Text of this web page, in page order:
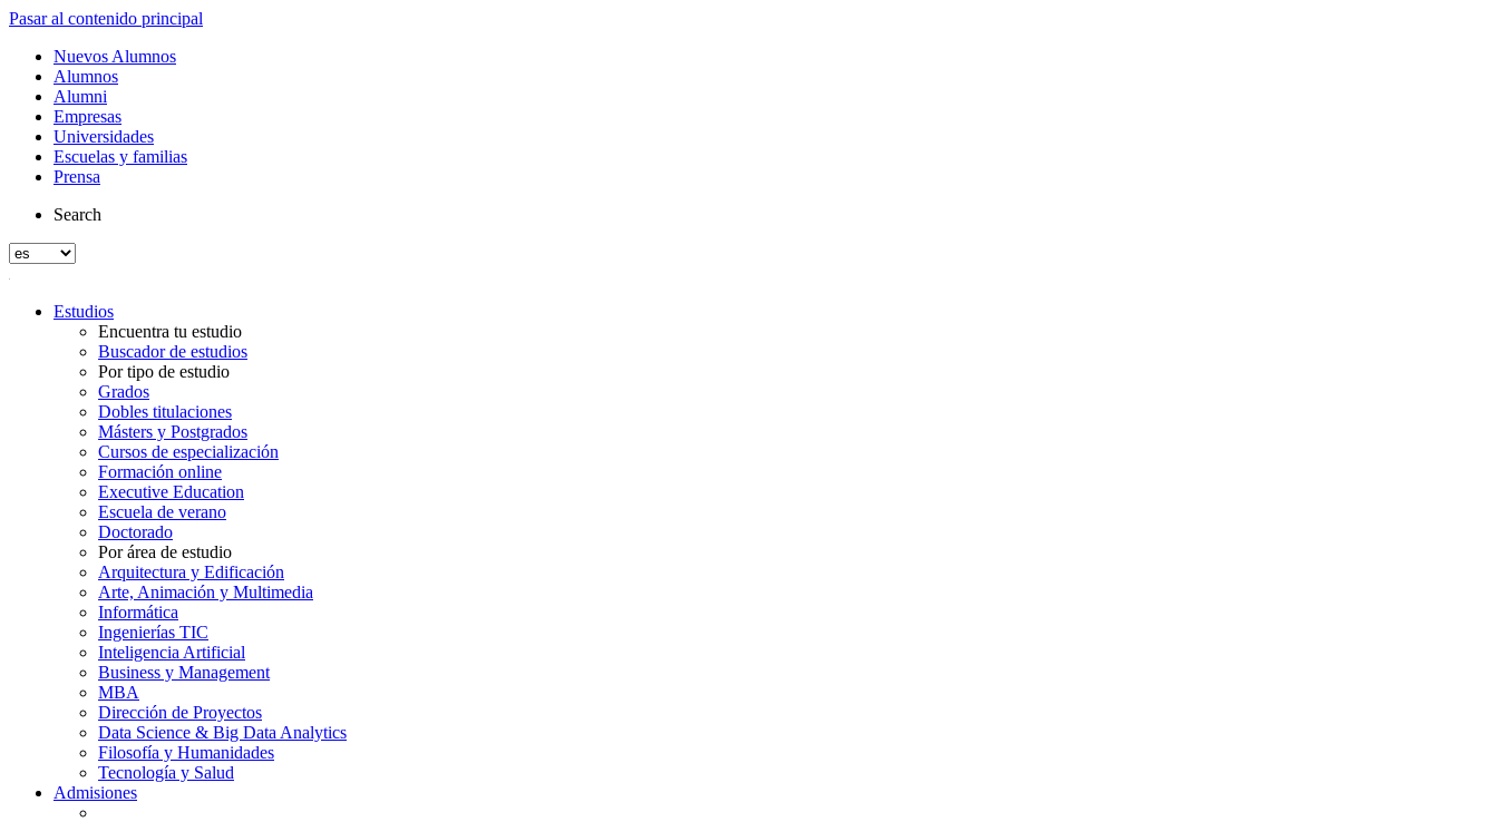
Pasar al contenido principal
Nuevos Alumnos
Alumnos
Alumni
Empresas
Universidades
Escuelas y familias
Prensa
Search
Estudios
Encuentra tu estudio
Buscador de estudios
Por tipo de estudio
Grados
Dobles titulaciones
Másters y Postgrados
Cursos de especialización
Formación online
Executive Education
Escuela de verano
Doctorado
Por área de estudio
Arquitectura y Edificación
Arte, Animación y Multimedia
Informática
Ingenierías TIC
Inteligencia Artificial
Business y Management
MBA
Dirección de Proyectos
Data Science & Big Data Analytics
Filosofía y Humanidades
Tecnología y Salud
Admisiones